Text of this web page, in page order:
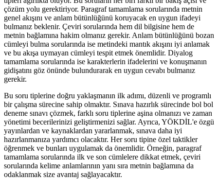
çözüm yolu gerektiriyor. Paragraf tamamlama sorularında metnin
genel akışını ve anlam bütünlüğünü koruyacak en uygun ifadeyi
bulmanız beklenir. Çeviri sorularında hem dil bilgisine hem de
metnin bağlamına hakim olmanız gerekir. Anlam bütünlüğünü bozan
cümleyi bulma sorularında ise metindeki mantık akışını iyi anlamak
ve bu akışa uymayan cümleyi tespit etmek önemlidir. Diyalog
tamamlama sorularında ise karakterlerin ifadelerini ve konuşmanın
gidişatını göz önünde bulundurarak en uygun cevabı bulmanız
gerekir.
Bu soru tiplerine doğru yaklaşmanın ilk adımı, düzenli ve programlı
bir çalışma sürecine sahip olmaktır. Sınava hazırlık sürecinde bol bol
deneme sınavı çözmek, farklı soru tiplerine aşina olmanızı ve zaman
yönetimi becerilerinizi geliştirmenizi sağlar. Ayrıca, YÖKDİL'e özgü
yayınlardan ve kaynaklardan yararlanmak, sınava daha iyi
hazırlanmanıza yardımcı olacaktır. Her soru tipine özel taktikler
öğrenmek ve bunları uygulamak da önemlidir. Örneğin, paragraf
tamamlama sorularında ilk ve son cümlelere dikkat etmek, çeviri
sorularında kelime anlamlarının yanı sıra metnin bağlamına da
odaklanmak size avantaj sağlayacaktır.